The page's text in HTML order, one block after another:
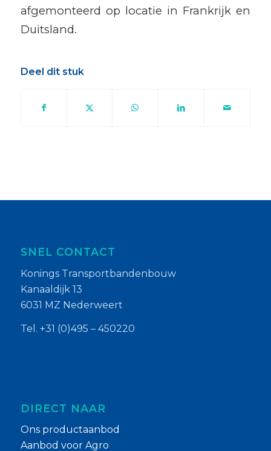
afgemonteerd op locatie in Frankrijk en
Duitsland.
Deel dit stuk
SNEL CONTACT
Konings Transportbandenbouw
Kanaaldijk 13
6031 MZ Nederweert
Tel. +31 (0)495 – 450220
DIRECT NAAR
Ons productaanbod
Aanbod voor Agro